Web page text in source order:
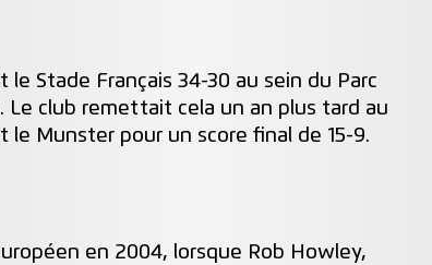
Stade Français 34-30 au sein du Parc
Le club remettait cela un an plus tard au
le Munster pour un score final de 15-9.
en 2004, lorsque Rob Howley,